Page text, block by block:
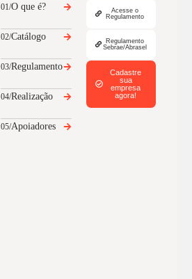
01/O que é?
02/Catálogo
03/Regulamento
04/Realização
05/Apoiadores
Acesse o
Regulamento
Regulamento
Sebrae/Abrasel
Cadastre
sua
empresa
agora!